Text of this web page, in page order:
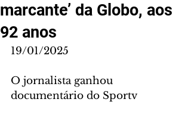
marcante’ da Globo, aos
92 anos
19/01/2025
O jornalista ganhou
documentário do Sportv